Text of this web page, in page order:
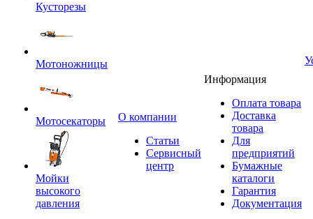
Кусторезы
Мотоножницы
Мотосекаторы
Мойки
высокого
давления
O компании
Статьи
Сервисный
центр
Информация
Оплата товара
Доставка
товара
Для
предприятий
Бумажные
каталоги
Гарантия
Документация